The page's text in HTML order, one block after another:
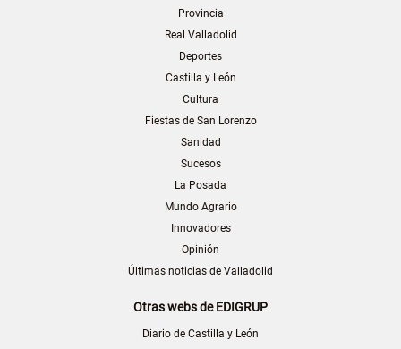
Provincia
Real Valladolid
Deportes
Castilla y León
Cultura
Fiestas de San Lorenzo
Sanidad
Sucesos
La Posada
Mundo Agrario
Innovadores
Opinión
Últimas noticias de Valladolid
Otras webs de EDIGRUP
Diario de Castilla y León